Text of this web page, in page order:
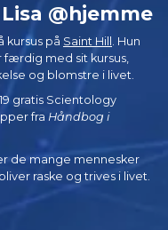
@hjemme
kursus på Saint Hill . Hun
med sit kursus,
og blomstre i livet.
gratis Scientology
fra Håndbog i
de mange mennesker
raske og trives i livet.